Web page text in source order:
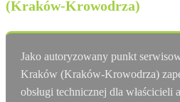
(Kraków-Krowodrza)
Jako autoryzowany punkt
Kraków (Kraków-Krowodrza)
obsługi technicznej dla właścicieli